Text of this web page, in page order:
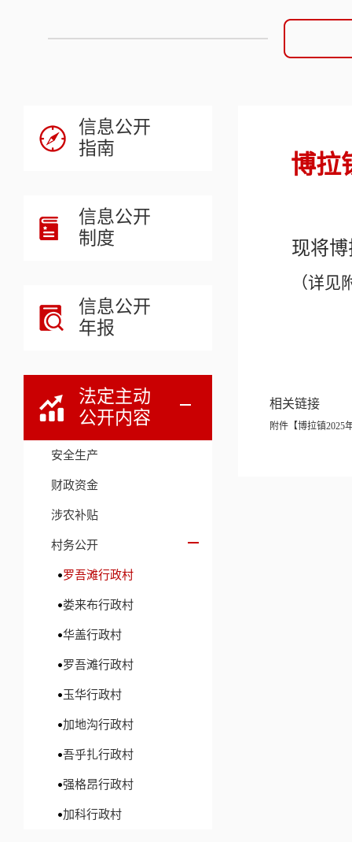
信息公开
指南
信息公开
制度
信息公开
年报
法定主动
公开内容
安全生产
财政资金
涉农补贴
村务公开
罗吾滩行政村
娄来布行政村
华盖行政村
罗吾滩行政村
玉华行政村
加地沟行政村
吾乎扎行政村
强格昂行政村
加科行政村
博拉
现将
（详见
相关链接
附件【博拉镇2025